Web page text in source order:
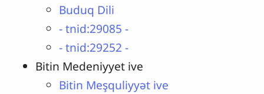
Buduq Dili
- tnid:29085 -
- tnid:29252 -
Bitin Medeniyyet ive
Bitin Meşquliyyət ive